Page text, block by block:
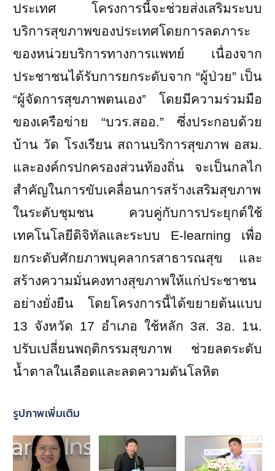
ประเทศ
โครงการนี้จะช่วยส่งเสริมระบบ
บริการสุขภาพของประเทศโดยการลดภาระ
ของหน่วยบริการทางการแพทย์ เนื่องจาก
ประชาชนได้รับการยกระดับจาก “ผู้ป่วย” เป็น
“ผู้จัดการสุขภาพตนเอง” โดยมีความร่วมมือ
ของเครือข่าย “บวร.สออ.” ซึ่งประกอบด้วย
บ้าน วัด โรงเรียน สถานบริการสุขภาพ อสม.
และองค์กรปกครองส่วนท้องถิ่น จะเป็นกลไก
สำคัญในการขับเคลื่อนการสร้างเสริมสุขภาพ
ในระดับชุมชน
ควบคู่กับการประยุกต์ใช้
เทคโนโลยีดิจิทัลและระบบ E-learning เพื่อ
ยกระดับศักยภาพบุคลากรสาธารณสุข และ
สร้างความมั่นคงทางสุขภาพให้แก่ประชาชน
อย่างยั่งยืน โดยโครงการนี้ได้ขยายต้นแบบ
13 จังหวัด 17 อำเภอ ใช้หลัก 3ส. 3อ. 1น.
ปรับเปลี่ยนพฤติกรรมสุขภาพ ช่วยลดระดับ
น้ำตาลในเลือดและลดความดันโลหิต
รูปภาพเพิ่มเติม